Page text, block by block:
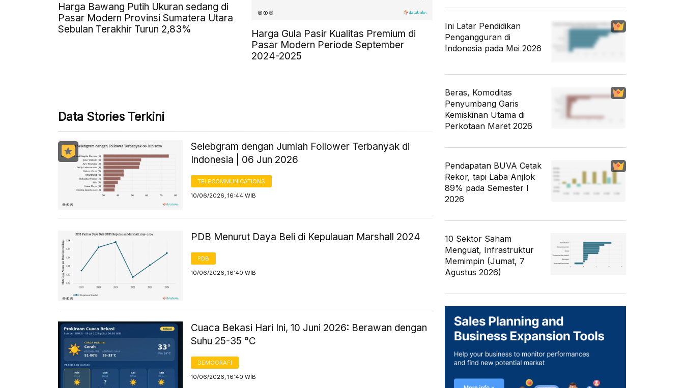
Harga Bawang Putih Ukuran sedang di
Pasar Modern Provinsi Sumatera Utara
Sebulan Terakhir Turun 2,83%
Harga Gula Pasir Kualitas Premium di
Pasar Modern Periode September
2024-2025
Data Stories Terkini
Selebgram dengan Jumlah Follower Terbanyak di
Indonesia | 06 Jun 2026
TELECOMMUNICATIONS
10/06/2026, 16:44 WIB
PDB Menurut Daya Beli di Kepulauan Marshall 2024
PDB
10/06/2026, 16:40 WIB
Cuaca Bekasi Hari Ini, 10 Juni 2026: Berawan dengan
Suhu 25-35 °C
DEMOGRAFI
10/06/2026, 16:40 WIB
Ini Latar Pendidikan
Pengangguran di
Indonesia pada Mei 2026
Beras, Komoditas
Penyumbang Garis
Kemiskinan Utama di
Perkotaan Maret 2026
Pendapatan BUVA Cetak
Rekor, tapi Laba Anjlok
89% pada Semester I
2026
10 Sektor Saham
Menguat, Infrastruktur
Memimpin (Jumat, 7
Agustus 2026)